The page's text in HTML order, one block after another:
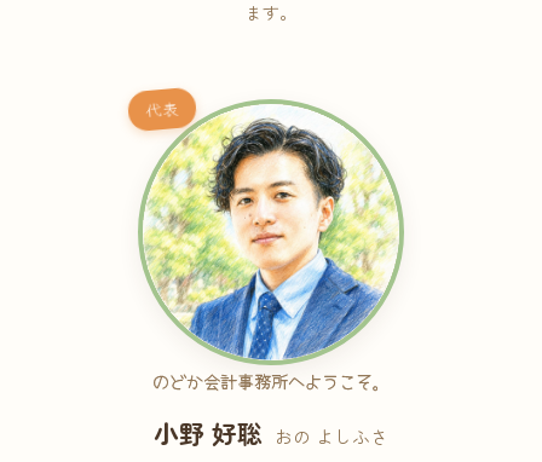
ます。
代表
のどか会計事務所へようこそ。
小野 好聡 おの よしふさ